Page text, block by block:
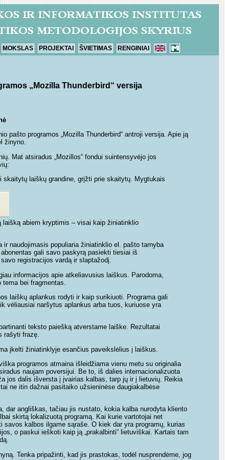
MOKSLAS PROJEKTAI ŠVIETIMAS RENGINIAI
„Mozilla Thunderbird“ versija
pašto programos „Mozilla Thunderbird“ antroji versija. Apie ją
žinyno.
Mat atsiradus „Mozillos“ fondui suintensyvėjo jos
skaitytų laiškų grandine, grįžti prie skaitytų. Mygtukais
laišką abiem kryptimis – visai kaip žiniatinklio
ir naudojimasis populiaria žiniatinklio el. pašto tarnyba
abonentas gali savo paskyrą pasiekti tiesiai iš
savo registracijos vardą ir slaptažodį.
informacijos apie atkeliavusius laiškus. Parodoma,
bei fragmentas.
laiškų aplankus rodyti ir kaip surikiuoti. Programa gali
vėliausiai naršytus aplankus arba tuos, kuriuose yra
teksto paiešką atverstame laiške. Rezultatai
rašyti frazę.
įkelti žiniatinklyje esančius paveikslėlius į laiškus.
programos atmaina išleidžiama vienu metu su originalia
naujam poversijui. Be to, iš dalies internacionalizuota
jos dalis išversta į įvairias kalbas, tarp jų ir į lietuvių. Reikia
ne itin dažnai pasitaiko užsieninėse daugiakalbėse
dar angliškas, tačiau jis nustato, kokia kalba nurodyta kliento
skirtą lokalizuotą programą. Kai kurie vartotojai net
savos kalbos ilgame sąraše. O kiek dar yra programų, kurias
o paskui ieškoti kaip ją „prakalbinti“ lietuviškai. Kartais tam
Tenka pripažinti, kad jis prastokas, todėl nusprendėme, jog